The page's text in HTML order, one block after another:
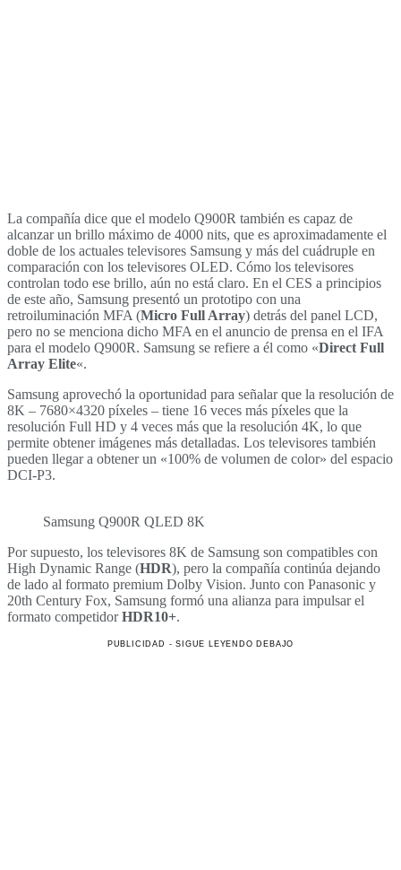
La compañía dice que el modelo Q900R también es capaz de
alcanzar un brillo máximo de 4000 nits, que es aproximadamente el
doble de los actuales televisores Samsung y más del cuádruple en
comparación con los televisores OLED. Cómo los televisores
controlan todo ese brillo, aún no está claro. En el CES a principios
de este año, Samsung presentó un prototipo con una
retroiluminación MFA (Micro Full Array) detrás del panel LCD,
pero no se menciona dicho MFA en el anuncio de prensa en el IFA
para el modelo Q900R. Samsung se refiere a él como «Direct Full
Array Elite«.
Samsung aprovechó la oportunidad para señalar que la resolución de
8K – 7680×4320 píxeles – tiene 16 veces más píxeles que la
resolución Full HD y 4 veces más que la resolución 4K, lo que
permite obtener imágenes más detalladas. Los televisores también
pueden llegar a obtener un «100% de volumen de color» del espacio
DCI-P3.
Samsung Q900R QLED 8K
Por supuesto, los televisores 8K de Samsung son compatibles con
High Dynamic Range (HDR), pero la compañía continúa dejando
de lado al formato premium Dolby Vision. Junto con Panasonic y
20th Century Fox, Samsung formó una alianza para impulsar el
formato competidorHDR10+.